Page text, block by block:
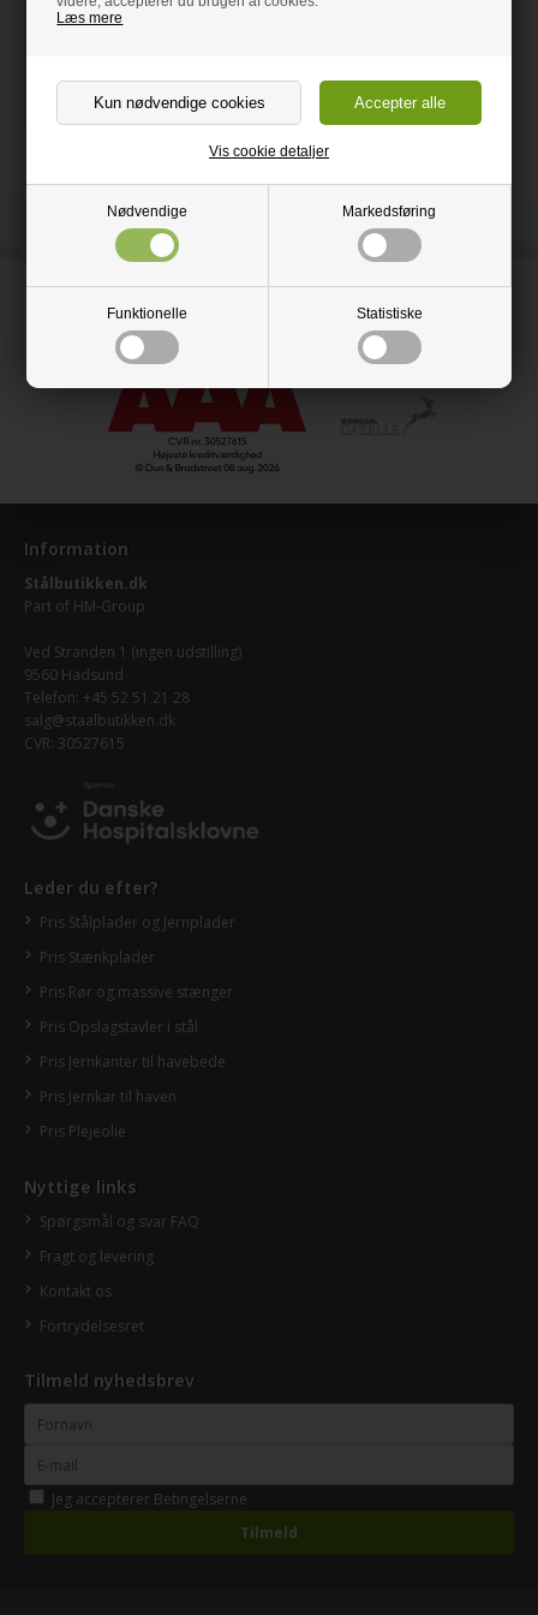
Læs mere
Nødvendige Markedsføring
Funktionelle Statistiske
Vis cookie detaljer
God stærk kvalitet i rustfrit stål.
Indhold: 12 liter
Ring og få rådgivning på
Information
Stålbutikken.dk
Part of HM-Group
Ved Stranden 1 (ingen udstilling)
9560 Hadsund
Telefon: +45 52 51 21 28
salg@staalbutikken.dk
CVR: 30527615
Leder du efter?
Pris Stålplader og Jernplader
Pris Stænkplader
Pris Rør og massive stænger
Pris Opslagstavler i stål
Pris Jernkanter til havebede
Pris Jernkar til haven
Pris Plejeolie
Nyttige links
Spørgsmål og svar FAQ
Fragt og levering
Kontakt os
Fortrydelsesret
Tilmeld nyhedsbrev
Jeg accepterer Betingelserne